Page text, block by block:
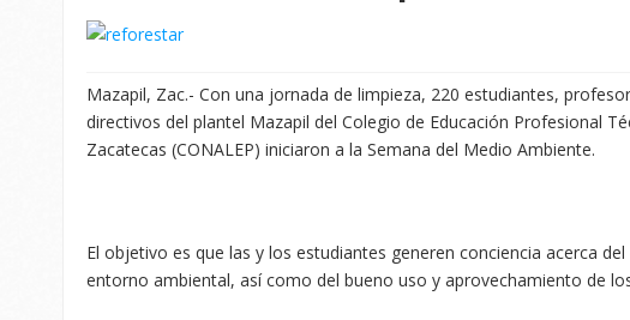
Mazapil, Zac.- Con una jornada de limpieza, 220 estudiantes,
directivos del plantel Mazapil del Colegio de Educación Profesional
Zacatecas (CONALEP) iniciaron a la Semana del Medio Ambiente.
El objetivo es que las y los estudiantes generen conciencia acerca
entorno ambiental, así como del bueno uso y aprovechamiento de